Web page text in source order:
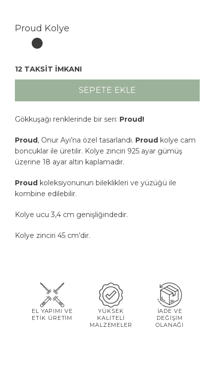
Proud Kolye
12 TAKSİT İMKANI
SEPETE EKLE
Gökkuşağı renklerinde bir seri: Proud!
Proud, Onur Ayı’na özel tasarlandı. Proud kolye cam
boncuklar ile üretilir. Kolye zinciri 925 ayar gümüş
üzerine 18 ayar altın kaplamadır.
Proud koleksiyonunun bileklikleri ve yüzüğü ile
kombine edilebilir.
Kolye ucu 3,4 cm genişliğindedir.
Kolye zinciri 45 cm’dir.
EL YAPIMI VE
ETİK ÜRETİM
YÜKSEK
KALİTELİ
MALZEMELER
İADE VE
DEĞİŞİM
OLANAĞI